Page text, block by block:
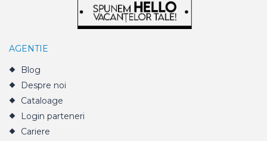
AGENTIE
Blog
Despre noi
Cataloage
Login parteneri
Cariere